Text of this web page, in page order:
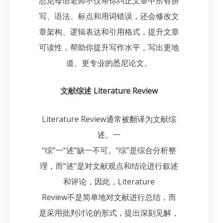
写、语法、标点和用词错误，还会修改文
章架构、逻辑表达和引用格式，提升文章
可读性，帮助你提升写作水平，写出更地
道、更专业的悉尼论文。
文献综述 Literature Review
Literature Review通常被翻译为文献综
述。一
“综”一“述”缺一不可。“综”是综合分析整
理，而“述”是对文献观点和结论进行叙述
和评论，因此，Literature
Review不是简单地对文献进行总结，而
是采用批判讨论的形式，提出深刻见解，